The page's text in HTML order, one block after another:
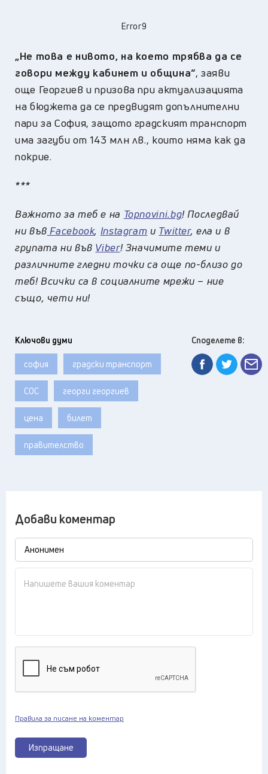
Error9
„Не това е нивото, на което трябва да се
говори между кабинет и община“, заяви
още Георгиев и призова при актуализацията
на бюджета да се предвидят допълнителни
пари за София, защото градският транспорт
има загуби от 143 млн лв., които няма как да
покрие.
***
Важното за теб е на Topnovini.bg! Последвай
ни във Facebook, Instagram и Twitter, ела и в
групата ни във Viber! Значимите теми и
различните гледни точки са още по-близо до
теб! Всички са в социалните мрежи – ние
също, чети ни!
Ключови думи
софия градски транспорт
СОС георги георгиев
цена билет
правителство
Споделете в:
Добави коментар
Изпращане
Правила за писане на коментар